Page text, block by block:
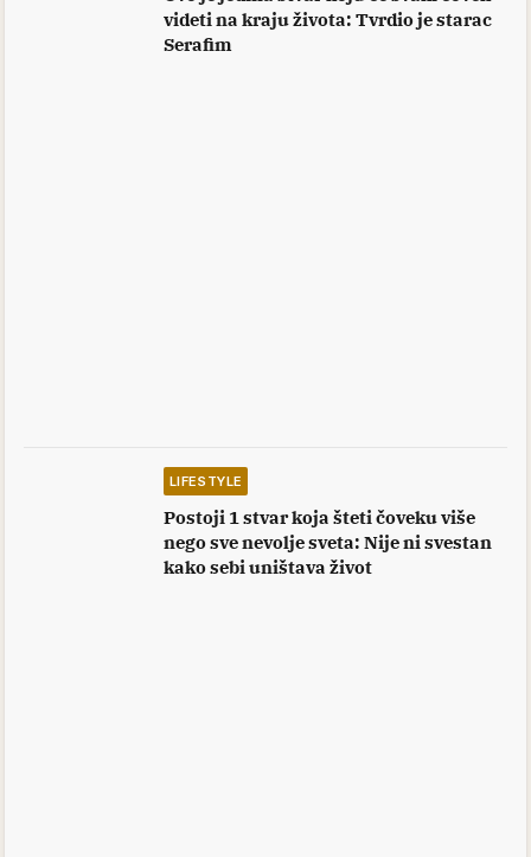
videti na kraju života: Tvrdio je starac
Serafim
LIFESTYLE
Postoji 1 stvar koja šteti čoveku više
nego sve nevolje sveta: Nije ni svestan
kako sebi uništava život